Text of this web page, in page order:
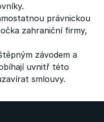
právnickou
zahraniční firmy,
závodem a
uvnitř této
smlouvy.